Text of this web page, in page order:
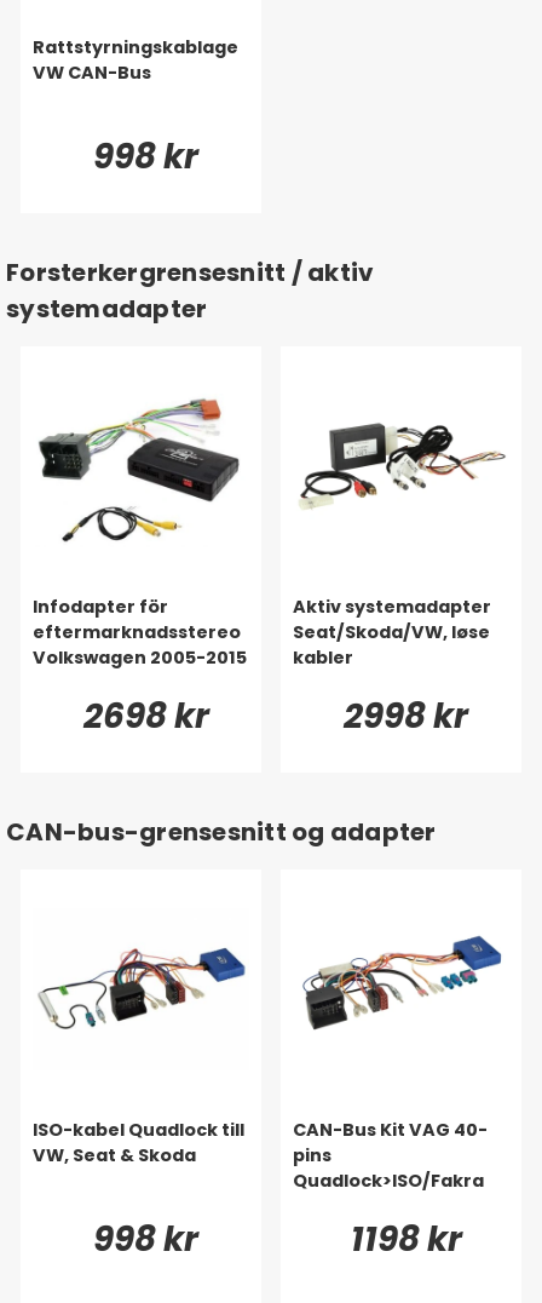
Rattstyrningskablage
VW CAN-Bus
998 kr
Forsterkergrensesnitt / aktiv
systemadapter
Infodapter för
eftermarknadsstereo
Volkswagen 2005-2015
2698 kr
Aktiv systemadapter
Seat/Skoda/VW, løse
kabler
2998 kr
CAN-bus-grensesnitt og adapter
ISO-kabel Quadlock till
VW, Seat & Skoda
998 kr
CAN-Bus Kit VAG 40-
pins
Quadlock>ISO/Fakra
1198 kr